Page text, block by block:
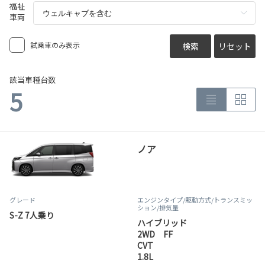
福祉
車両
試乗車のみ表示 検索 リセット
該当車種台数
5
ノア
グレード
S-Z 7人乗り
エンジンタイプ/駆動方式/トランスミッ
ション/排気量
ハイブリッド
2WD FF
CVT
1.8L